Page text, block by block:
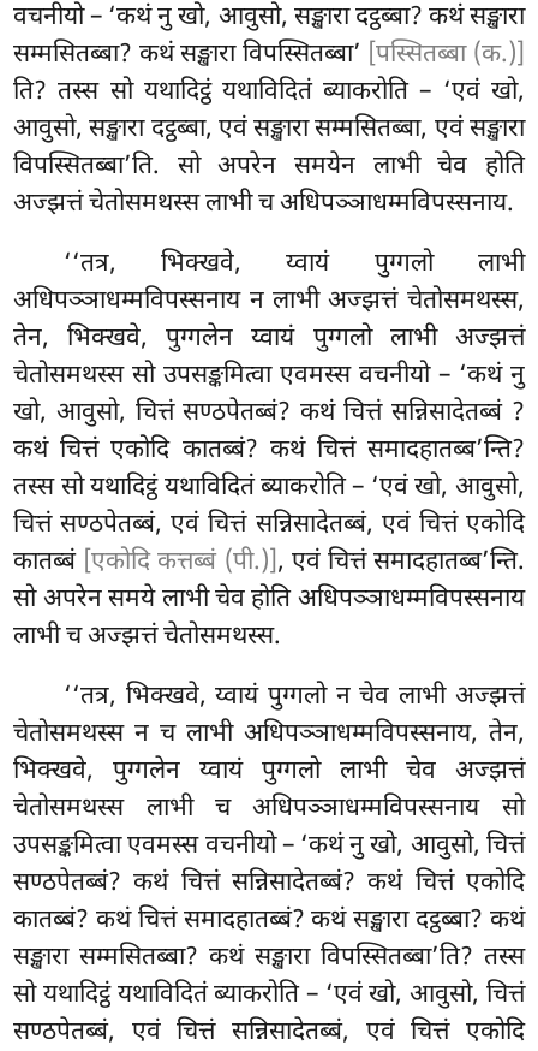
वचनीयो – ‘कथं नु खो, आवुसो, सङ्खारा दट्ठब्बा? कथं सङ्खारा
सम्मसितब्बा? कथं सङ्खारा विपस्सितब्बा’ [पस्सितब्बा (क.)]
ति? तस्स सो यथादिट्ठं यथाविदितं ब्याकरोति – ‘एवं खो,
आवुसो, सङ्खारा दट्ठब्बा, एवं सङ्खारा सम्मसितब्बा, एवं सङ्खारा
विपस्सितब्बा’ति. सो अपरेन समयेन लाभी चेव होति
अज्झत्तं चेतोसमथस्स लाभी च अधिपञ्ञाधम्मविपस्सनाय.
‘‘तत्र, भिक्खवे, य्वायं पुग्गलो लाभी
अधिपञ्ञाधम्मविपस्सनाय न लाभी अज्झत्तं चेतोसमथस्स,
तेन, भिक्खवे, पुग्गलेन य्वायं पुग्गलो लाभी अज्झत्तं
चेतोसमथस्स सो उपसङ्कमित्वा एवमस्स वचनीयो – ‘कथं नु
खो, आवुसो, चित्तं सण्ठपेतब्बं? कथं चित्तं सन्निसादेतब्बं ?
कथं चित्तं एकोदि कातब्बं? कथं चित्तं समादहातब्ब’न्ति?
तस्स सो यथादिट्ठं यथाविदितं ब्याकरोति – ‘एवं खो, आवुसो,
चित्तं सण्ठपेतब्बं, एवं चित्तं सन्निसादेतब्बं, एवं चित्तं एकोदि
कातब्बं [एकोदि कत्तब्बं (पी.)], एवं चित्तं समादहातब्ब’न्ति.
सो अपरेन समये लाभी चेव होति अधिपञ्ञाधम्मविपस्सनाय
लाभी च अज्झत्तं चेतोसमथस्स.
‘‘तत्र, भिक्खवे, य्वायं पुग्गलो न चेव लाभी अज्झत्तं
चेतोसमथस्स न च लाभी अधिपञ्ञाधम्मविपस्सनाय, तेन,
भिक्खवे, पुग्गलेन य्वायं पुग्गलो लाभी चेव अज्झत्तं
चेतोसमथस्स लाभी च अधिपञ्ञाधम्मविपस्सनाय सो
उपसङ्कमित्वा एवमस्स वचनीयो – ‘कथं नु खो, आवुसो, चित्तं
सण्ठपेतब्बं? कथं चित्तं सन्निसादेतब्बं? कथं चित्तं एकोदि
कातब्बं? कथं चित्तं समादहातब्बं? कथं सङ्खारा दट्ठब्बा? कथं
सङ्खारा सम्मसितब्बा? कथं सङ्खारा विपस्सितब्बा’ति? तस्स
सो यथादिट्ठं यथाविदितं ब्याकरोति – ‘एवं खो, आवुसो, चित्तं
सण्ठपेतब्बं, एवं चित्तं सन्निसादेतब्बं, एवं चित्तं एकोदि